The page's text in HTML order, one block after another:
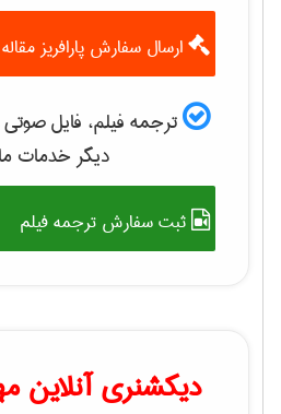
ارسال سفارش پارافریز مقاله
ترجمه فیلم، فایل
دیگر خدمات
ثبت سفارش ترجمه فیلم
دیکشنری آنلاین